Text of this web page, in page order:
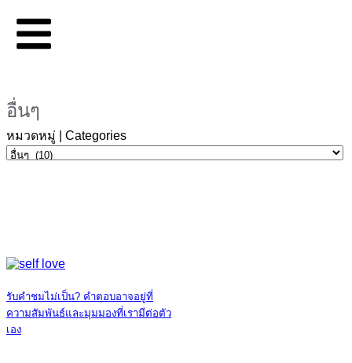
อื่นๆ
หมวดหมู่ | Categories
รับคำชมไม่เป็น? คำตอบอาจอยู่ที่
ความสัมพันธ์และมุมมองที่เรามีต่อตัว
เอง